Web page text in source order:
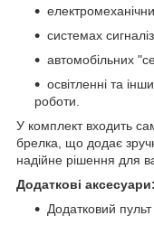
системах
автомобільних
освітленні та
роботи.
У комплект входить
брелка, що додає
надійне рішення для
Додаткові аксесуари:
Додатковий